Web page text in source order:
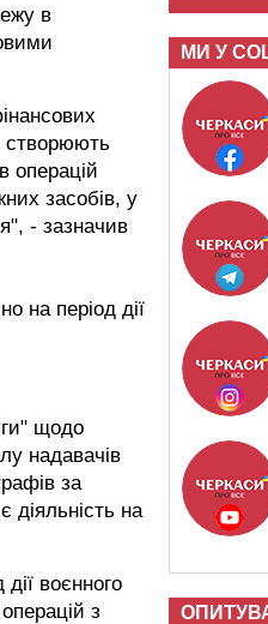
в
створюють
операцій
засобів, у
- зазначив
на період дії
щодо
надавачів
за
діяльність на
воєнного
з
МИ У